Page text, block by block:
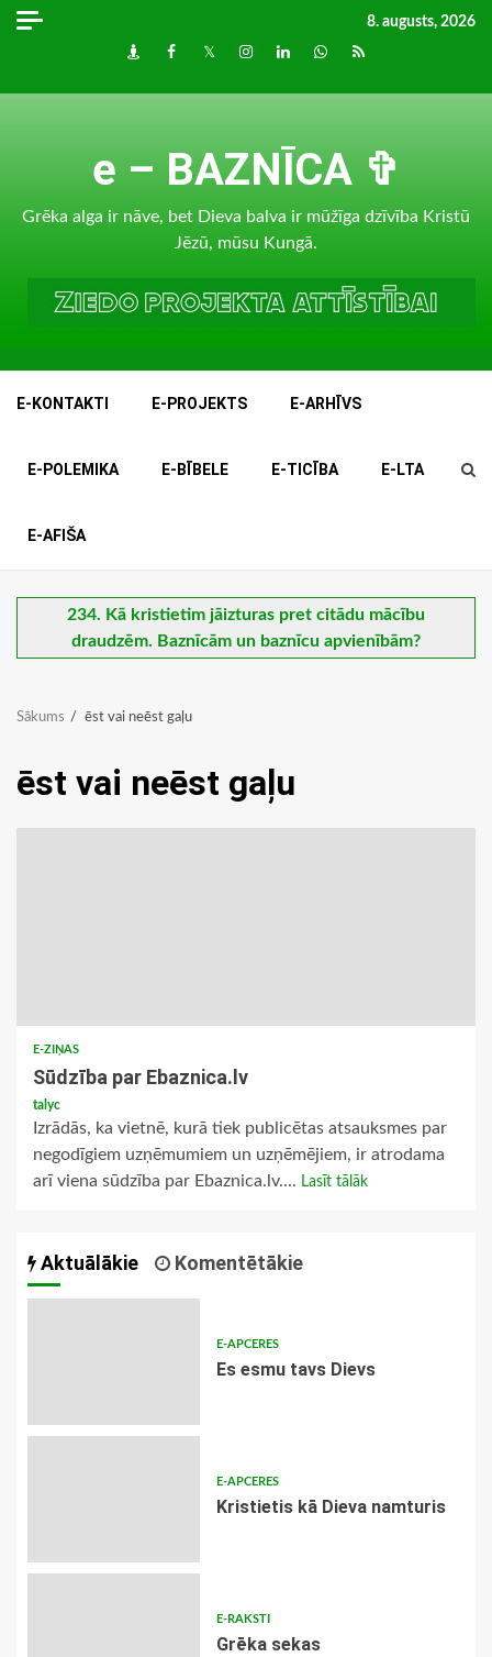
Skip
8. augusts, 2026
DraugiemFacebook
TwitterInstagram
LinkedInwhatsapp
RSS
e – BAZNĪCA ✞
Grēka alga ir nāve, bet Dieva balva ir mūžīga dzīvība Kristū
Jēzū, mūsu Kungā.
E-KONTAKTI E-PROJEKTS E-ARHĪVS
E-POLEMIKA E-BĪBELE E-TICĪBA E-LTA
E-AFIŠA
234. Kā kristietim jāizturas pret citādu mācību
draudzēm. Baznīcām un baznīcu apvienībām?
Sākums ēst vai neēst gaļu
ēst vai neēst gaļu
E-ZIŅAS
Sūdzība par Ebaznica.lv
talyc
Izrādās, ka vietnē, kurā tiek publicētas atsauksmes par
negodīgiem uzņēmumiem un uzņēmējiem, ir atrodama
arī viena sūdzība par Ebaznica.lv.... Lasīt tālāk
Aktuālākie Komentētākie
E-APCERES
Es esmu tavs Dievs
E-APCERES
Kristietis kā Dieva namturis
E-RAKSTI
Grēka sekas